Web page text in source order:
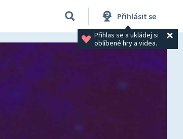
Přihlásit se
Přihlas se a ukládej si
oblíbené hry a videa.